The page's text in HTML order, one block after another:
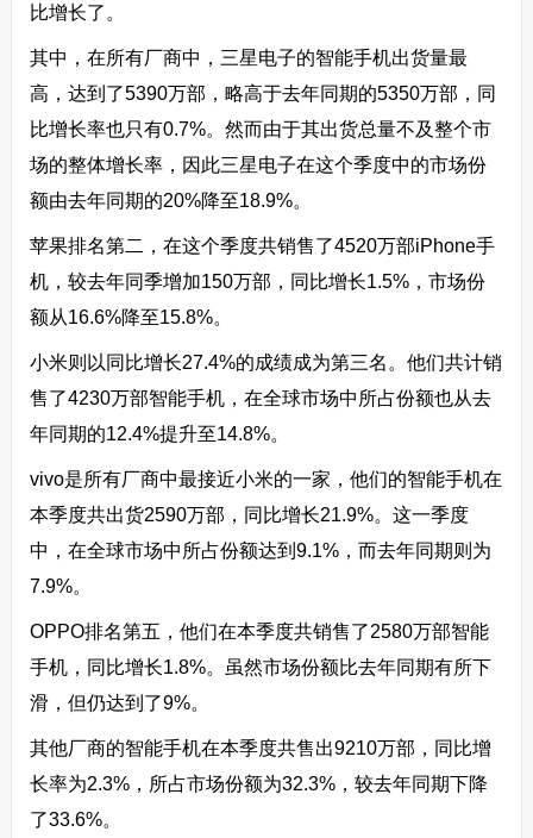
比增长了。
其中，在所有厂商中，三星电子的智能手机出货量最
高，达到了5390万部，略高于去年同期的5350万部，同
比增长率也只有0.7%。然而由于其出货总量不及整个市
场的整体增长率，因此三星电子在这个季度中的市场份
额由去年同期的20%降至18.9%。
苹果排名第二，在这个季度共销售了4520万部iPhone手
机，较去年同季增加150万部，同比增长1.5%，市场份
额从16.6%降至15.8%。
小米则以同比增长27.4%的成绩成为第三名。他们共计销
售了4230万部智能手机，在全球市场中所占份额也从去
年同期的12.4%提升至14.8%。
vivo是所有厂商中最接近小米的一家，他们的智能手机在
本季度共出货2590万部，同比增长21.9%。这一季度
中，在全球市场中所占份额达到9.1%，而去年同期则为
7.9%。
OPPO排名第五，他们在本季度共销售了2580万部智能
手机，同比增长1.8%。虽然市场份额比去年同期有所下
滑，但仍达到了9%。
其他厂商的智能手机在本季度共售出9210万部，同比增
长率为2.3%，所占市场份额为32.3%，较去年同期下降
了33.6%。